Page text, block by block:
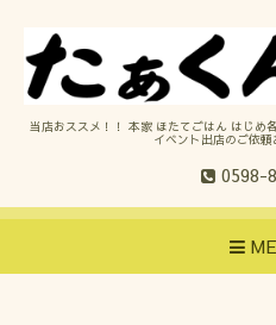
当店おススメ！！ 本家 ほたてごはん はじめ
イベント出店のご依頼
0598-